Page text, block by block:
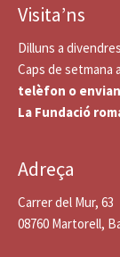
Visita’ns
Dilluns a
Caps de setmana
telèfon o
La Fundació
Adreça
Carrer del Mur, 63
08760 Martorell,